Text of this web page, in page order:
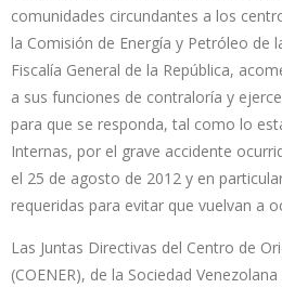
comunidades circundantes a los
la Comisión de Energía y Petróleo de
Fiscalía General de la República,
a sus funciones de contraloría y
para que se responda, tal como lo
Internas, por el grave accidente
el 25 de agosto de 2012 y en
requeridas para evitar que vuelvan a
Las Juntas Directivas del Centro de
(COENER), de la Sociedad